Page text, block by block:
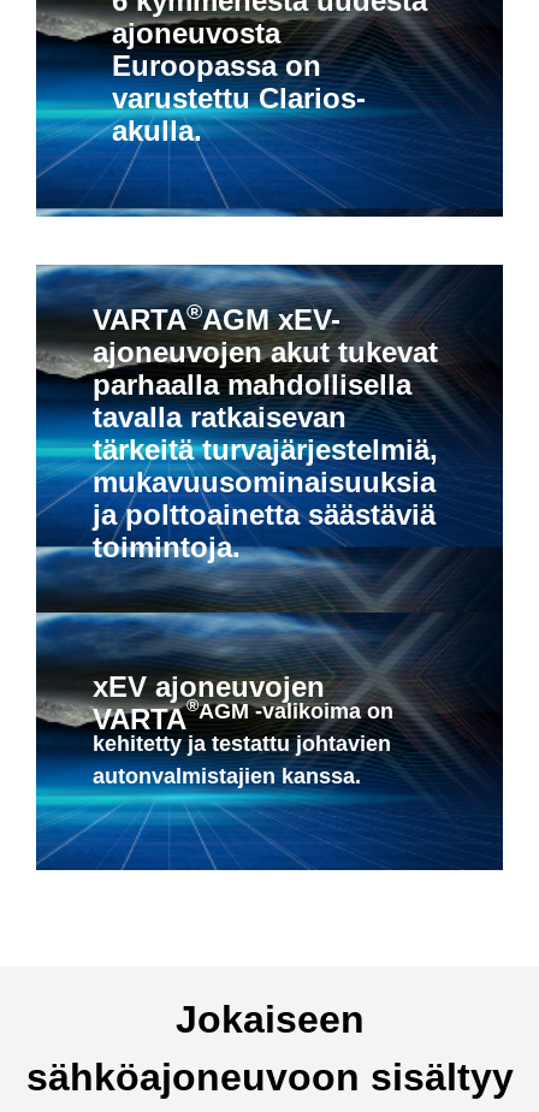
ajoneuvosta
Euroopassa on
varustettu Clarios-
akulla.
VARTA®AGM xEV-
ajoneuvojen akut tukevat
parhaalla mahdollisella
tavalla ratkaisevan
tärkeitä turvajärjestelmiä,
mukavuusominaisuuksia
ja polttoainetta säästäviä
toimintoja.
xEV ajoneuvojen
VARTA®AGM -valikoima on
kehitetty ja testattu johtavien
autonvalmistajien kanssa.
Jokaiseen
sähköajoneuvoon sisältyy